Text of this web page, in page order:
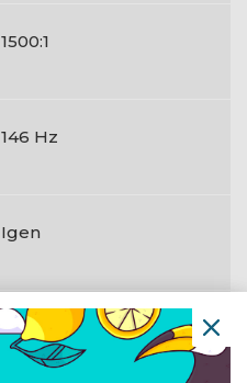
1500:1
146 Hz
Igen
1